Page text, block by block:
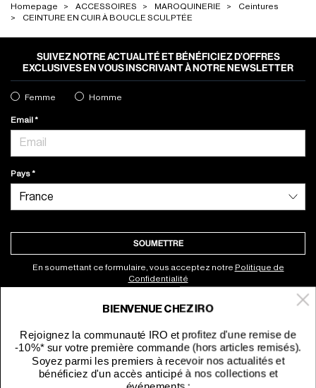
Homepage ACCESSOIRES MAROQUINERIE
Ceintures
CEINTURE EN CUIR À BOUCLE SCULPTÉE
SUIVEZ NOTRE ACTUALITÉ ET BÉNÉFICIEZ D’OFFRES
EXCLUSIVES EN VOUS INSCRIVANT À NOTRE NEWSLETTER
Femme Homme
Email
Pays
SOUMETTRE
En soumettant ce formulaire, vous acceptez notre Politique de
Confidentialité
Service clients
BIENVENUE CHEZ IRO
Rejoignez la communauté IRO et profitez d'une remise de
-10%* sur votre première commande (hors articles remisés).
Soyez parmi les premiers à recevoir nos actualités et
bénéficiez d'un accès anticipé à nos collections et